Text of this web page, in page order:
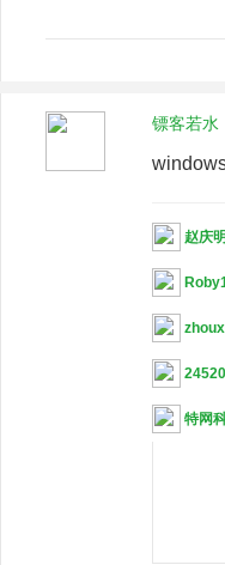
镖客若水
赵庆
特网